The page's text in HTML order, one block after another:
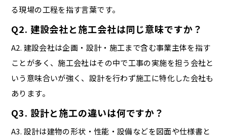
る現場の工程を指す言葉です。
Q2. 建設会社と施工会社は同じ意味ですか？
A2. 建設会社は企画・設計・施工まで含む事業主体を指す
ことが多く、施工会社はその中で工事の実施を担う会社と
いう意味合いが強く、設計を行わず施工に特化した会社も
あります。
Q3. 設計と施工の違いは何ですか？
A3. 設計は建物の形状・性能・設備などを図面や仕様書と